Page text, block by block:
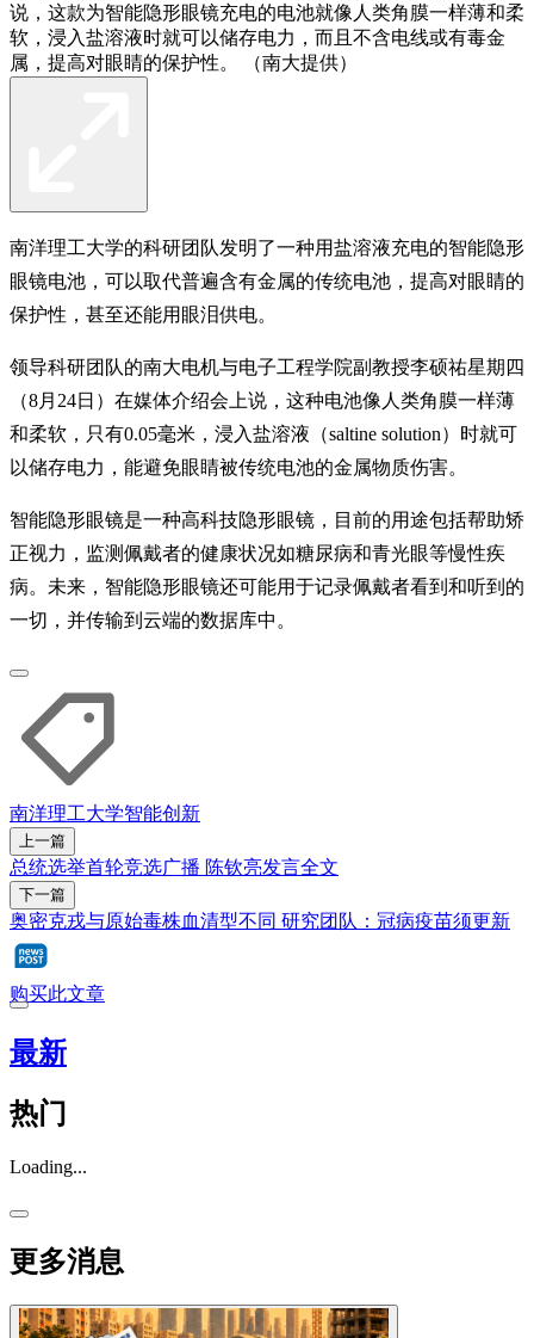
说，这款为智能隐形眼镜充电的电池就像人类角膜一样薄和柔
软，浸入盐溶液时就可以储存电力，而且不含电线或有毒金
属，提高对眼睛的保护性。 （南大提供）
南洋理工大学的科研团队发明了一种用盐溶液充电的智能隐形
眼镜电池，可以取代普遍含有金属的传统电池，提高对眼睛的
保护性，甚至还能用眼泪供电。
领导科研团队的南大电机与电子工程学院副教授李硕祐星期四
（8月24日）在媒体介绍会上说，这种电池像人类角膜一样薄
和柔软，只有0.05毫米，浸入盐溶液（saltine solution）时就可
以储存电力，能避免眼睛被传统电池的金属物质伤害。
智能隐形眼镜是一种高科技隐形眼镜，目前的用途包括帮助矫
正视力，监测佩戴者的健康状况如糖尿病和青光眼等慢性疾
病。未来，智能隐形眼镜还可能用于记录佩戴者看到和听到的
一切，并传输到云端的数据库中。
南洋理工大学智能创新
上一篇
总统选举首轮竞选广播 陈钦亮发言全文
下一篇
奥密克戎与原始毒株血清型不同 研究团队：冠病疫苗须更新
购买此文章
最新
热门
Loading...
更多消息